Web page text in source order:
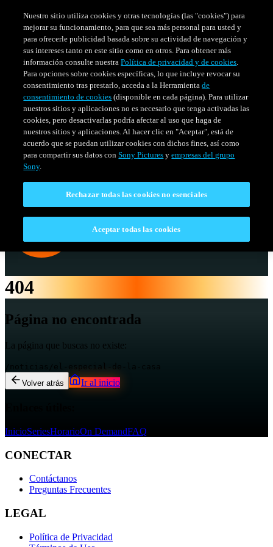
SERIESHORARIO
Venezuela
404
Página no encontrada
La página que buscas no existe:
Volver atrás
Ir al inicio
InicioSeriesHorarioOn DemandFAQ
CONECTAR
Contáctanos
Preguntas Frecuentes
LEGAL
Política de Privacidad
Nuestro sitio utiliza cookies y otras tecnologías (las "cookies") para
mejorar su funcionamiento, para que sea más personal para usted y
para ofrecerle publicidad basada sobre su actividad de navegación y
sus intereses tanto en este sitio como en otros. Para obtener más
información consulte nuestraPolítica de privacidad y de cookies.
Para opciones sobre cookies específicas, lo que incluye revocar su
consentimiento tras prestarlo, acceda a la Herramientade
consentimiento de cookies (disponible en cada página). Para utilizar
nuestros sitios y aplicaciones no es necesario que tenga activadas las
cookies, pero desactivarlas podría afectar al uso que haga de
nuestros sitios y aplicaciones. Al hacer clic en "Aceptar", está de
acuerdo que se puedan utilizar cookies con dichos fines, así como
para compartir sus datos conSony Pictures yempresas del grupo
Sony.
Rechazar todas las cookies no esenciales
Aceptar todas las cookies